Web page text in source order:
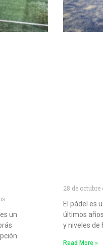
un
28 de octubre
El pádel es
últimos
y niveles de
Read More »